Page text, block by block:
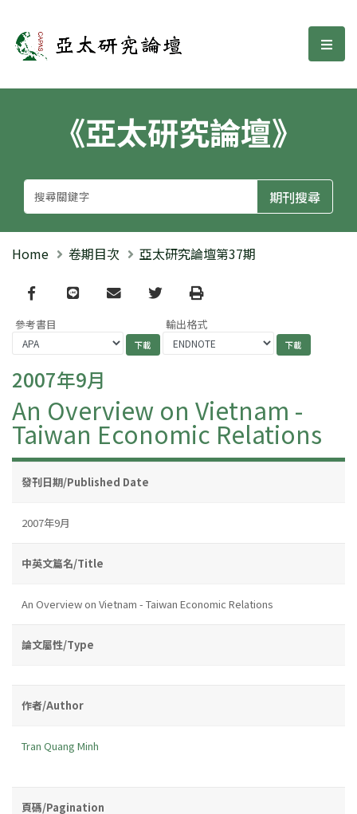
亞太研究論壇 選
《亞太研究論壇》
Home 卷期目次 亞太研究論壇第37期
Facebook
line email TwitterPrint
參考書目 輸出格式
2007年9月
An Overview on Vietnam -
Taiwan Economic Relations
發刊日期/Published Date
2007年9月
中英文篇名/Title
An Overview on Vietnam - Taiwan Economic Relations
論文屬性/Type
作者/Author
Tran Quang Minh
頁碼/Pagination